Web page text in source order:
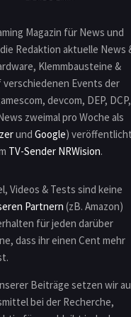
Magazin für News und
Redaktion aktuelle News
Klemmbausteine &
verschiedenen Events der
devcom, DEP, DCP,
zweimal pro Woche als
und Google) veröffentlicht
TV-Sender NRWision.
Videos & Tests sind keine
Partnern (zB. Amazon)
für jeden darüber
dass ihr einen Cent mehr
Beiträge setzen wir
bei der Recherche,